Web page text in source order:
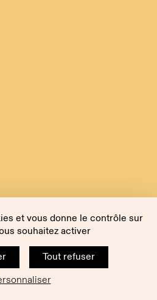
et vous donne le contrôle sur
souhaitez activer
Tout refuser